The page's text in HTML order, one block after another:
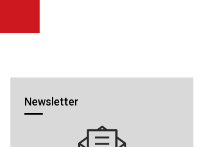
Newsletter